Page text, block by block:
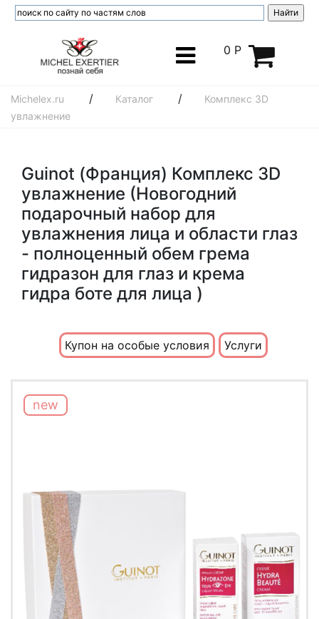
0 Р
Michelex.ru / Каталог /
Комплекс 3D
увлажнение
Guinot (Франция) Комплекс 3D
увлажнение (Новогодний
подарочный набор для
увлажнения лица и области глаз
- полноценный обем грема
гидразон для глаз и крема
гидра боте для лица )
Купон на особые условия Услуги
new